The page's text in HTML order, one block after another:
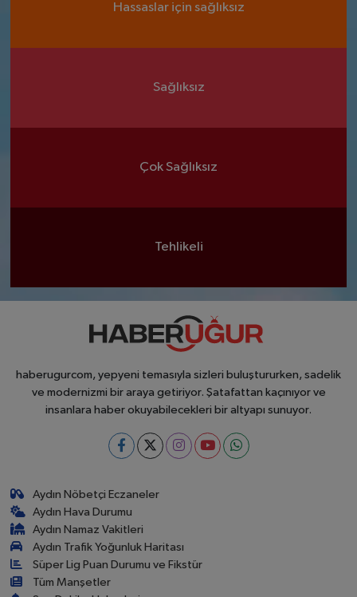
Hassaslar için sağlıksız
Sağlıksız
Çok Sağlıksız
Tehlikeli
haberugurcom, yepyeni temasıyla sizleri buluştururken, sadelik
ve modernizmi bir araya getiriyor. Şatafattan kaçınıyor ve
insanlara haber okuyabilecekleri bir altyapı sunuyor.
Aydın Nöbetçi Eczaneler
Aydın Hava Durumu
Aydın Namaz Vakitleri
Aydın Trafik Yoğunluk Haritası
Süper Lig Puan Durumu ve Fikstür
Tüm Manşetler